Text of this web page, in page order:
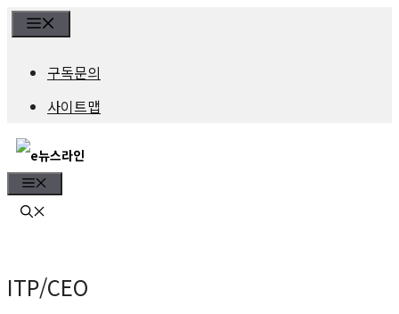
건
너
구독문의
사이트맵
ITP/CEO